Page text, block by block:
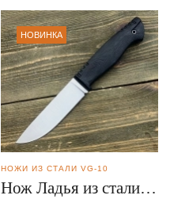
НОВИНКА
НОЖИ ИЗ СТАЛИ VG-10
Нож Ладья из стали